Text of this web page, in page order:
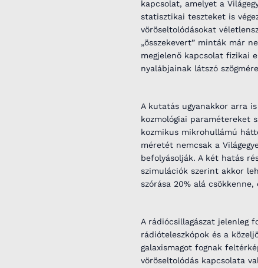
kapcsolat, amelyet a
statisztikai teszteket is
vöröseltolódásokat
„összekevert” minták már
megjelenő kapcsolat fizikai
nyalábjainak látszó
A kutatás ugyanakkor arra
kozmológiai paramétereket
kozmikus mikrohullámú
méretét nemcsak a
befolyásolják. A két hatás
szimulációk szerint akkor
szórása 20% alá
A rádiócsillagászat jelenleg
rádióteleszkópok és a
galaxismagot fognak
vöröseltolódás kapcsolata